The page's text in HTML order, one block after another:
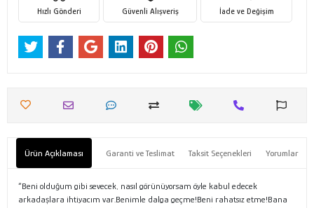
Hızlı Gönderi Güvenli Alışveriş İade ve Değişim
Ürün Açıklaması Garanti ve Teslimat Taksit Seçenekleri Yorumlar
“Beni olduğum gibi sevecek, nasıl görünüyorsam öyle kabul edecek
arkadaşlara ihtiyacım var.Benimle dalga geçme!Beni rahatsız etme!Bana